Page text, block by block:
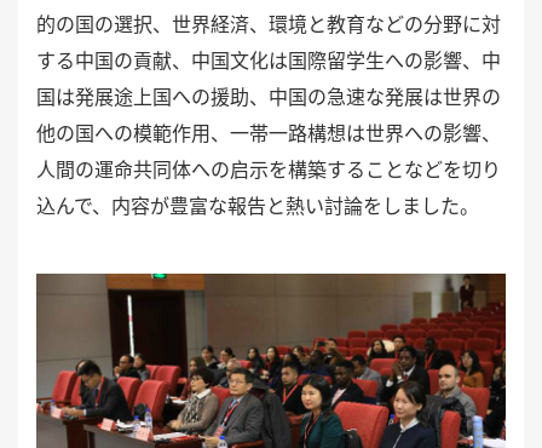
的の国の選択、世界経済、環境と教育などの分野に対
する中国の貢献、中国文化は国際留学生への影響、中
国は発展途上国への援助、中国の急速な発展は世界の
他の国への模範作用、一帯一路構想は世界への影響、
人間の運命共同体への启示を構築することなどを切り
込んで、内容が豊富な報告と熱い討論をしました。